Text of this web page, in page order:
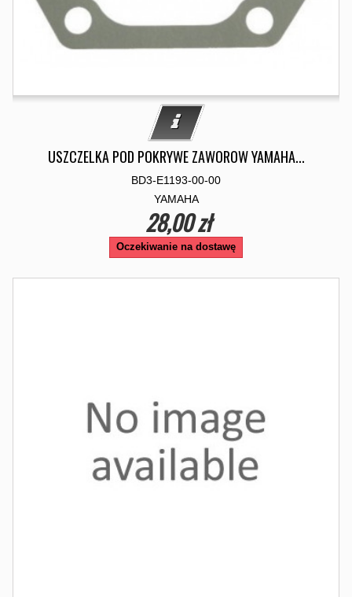
USZCZELKA POD POKRYWE ZAWOROW YAMAHA...
BD3-E1193-00-00
YAMAHA
28,00 zł
Oczekiwanie na dostawę